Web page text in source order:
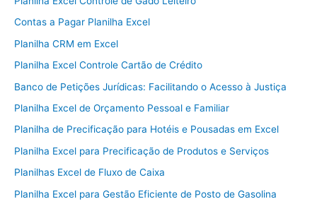
Contas a Pagar Planilha Excel
Planilha CRM em Excel
Planilha Excel Controle Cartão de Crédito
Banco de Petições Jurídicas: Facilitando o Acesso à Justiça
Planilha Excel de Orçamento Pessoal e Familiar
Planilha de Precificação para Hotéis e Pousadas em Excel
Planilha Excel para Precificação de Produtos e Serviços
Planilhas Excel de Fluxo de Caixa
Planilha Excel para Gestão Eficiente de Posto de Gasolina